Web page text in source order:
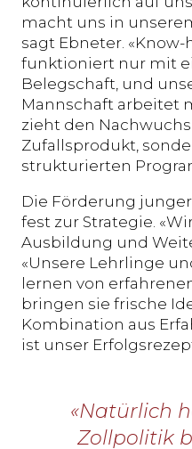
macht uns in
sagt Ebneter. «Know-
funktioniert nur mit
Belegschaft, und
Mannschaft arbeitet
zieht den
Zufallsprodukt,
strukturierten
Die Förderung
fest zur Strategie.
Ausbildung und
«Unsere Lehrlinge
lernen von
bringen sie frische
Kombination aus
ist unser
«Natürlich
Zollpolitik